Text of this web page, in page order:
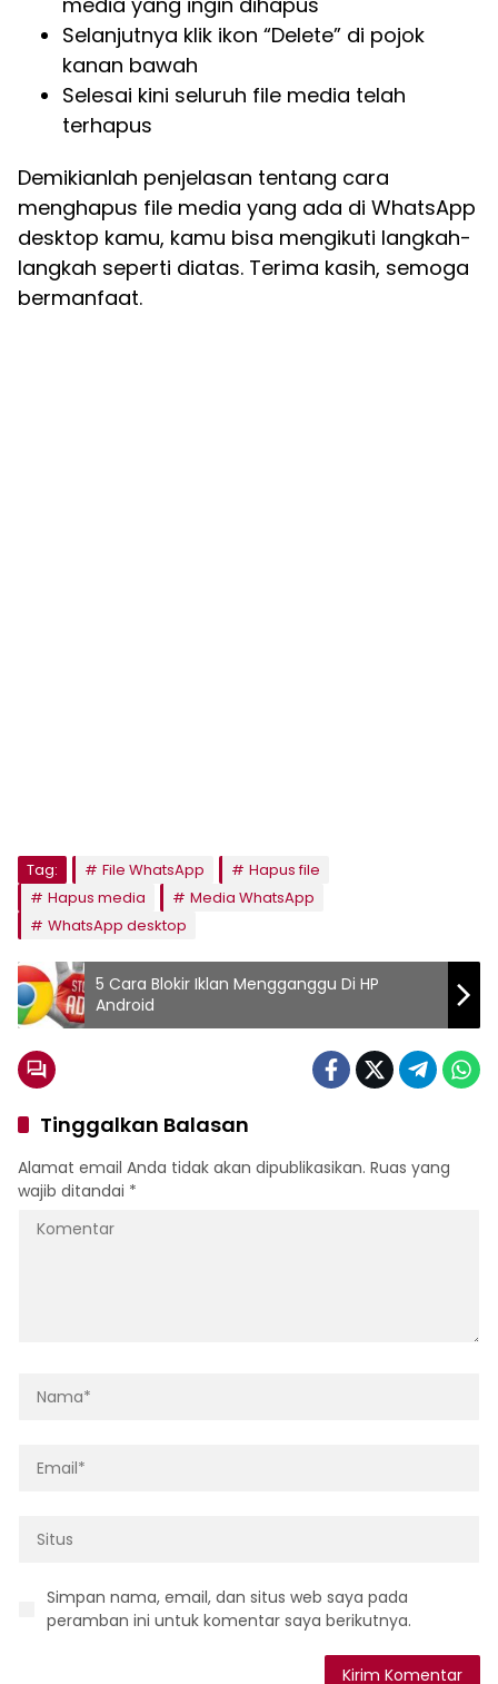
Selanjutnya klik ikon “Delete” di pojok
kanan bawah
Selesai kini seluruh file media telah
terhapus
Demikianlah penjelasan tentang cara
menghapus file media yang ada di WhatsApp
desktop kamu, kamu bisa mengikuti langkah-
langkah seperti diatas. Terima kasih, semoga
bermanfaat.
Tag: File WhatsApp
Hapus file
Hapus media
Media WhatsApp
WhatsApp desktop
5 Cara Blokir Iklan Mengganggu Di HP
Android
Tinggalkan Balasan
Alamat email Anda tidak akan dipublikasikan. Ruas yang
wajib ditandai *
Simpan nama, email, dan situs web saya pada
peramban ini untuk komentar saya berikutnya.